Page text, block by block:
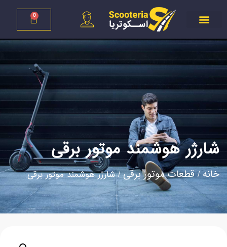
0
شارژر هوشمند موتور برقی
خانه/قطعات موتور برقی/ شارژر هوشمند موتور برقی